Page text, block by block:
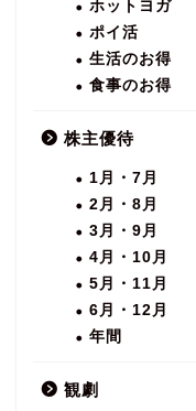
ホットヨガ
ポイ活
生活のお得
食事のお得
株主優待
1月・7月
2月・8月
3月・9月
4月・10月
5月・11月
6月・12月
年間
観劇